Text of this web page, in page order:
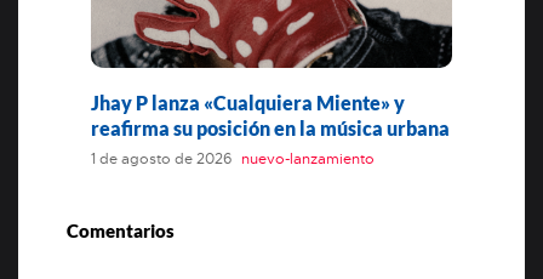
Jhay P lanza «Cualquiera Miente» y
reafirma su posición en la música urbana
1 de agosto de 2026 nuevo-lanzamiento
Comentarios